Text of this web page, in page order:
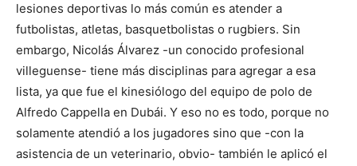
lesiones deportivas lo más común es atender a
futbolistas, atletas, basquetbolistas o rugbiers. Sin
embargo, Nicolás Álvarez -un conocido profesional
villeguense- tiene más disciplinas para agregar a esa
lista, ya que fue el kinesiólogo del equipo de polo de
Alfredo Cappella en Dubái. Y eso no es todo, porque no
solamente atendió a los jugadores sino que -con la
asistencia de un veterinario, obvio- también le aplicó el